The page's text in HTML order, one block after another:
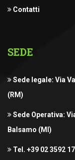
Contatti
SEDE
Sede legale: Via
(RM)
Sede Operativa:
Balsamo (MI)
Tel. +39 02 3592